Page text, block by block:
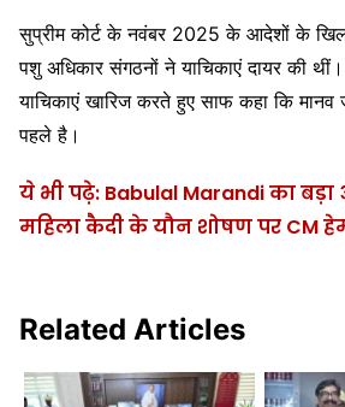
सुप्रीम कोर्ट के नवंबर 2025 के आदेशों के
पशु अधिकार संगठनों ने याचिकाएं दायर की
याचिकाएं खारिज करते हुए साफ कहा कि मानव
पहले है।
ये भी पढ़े: Babulal Marandi का
महिला कैदी के यौन शोषण पर CM
Related Articles